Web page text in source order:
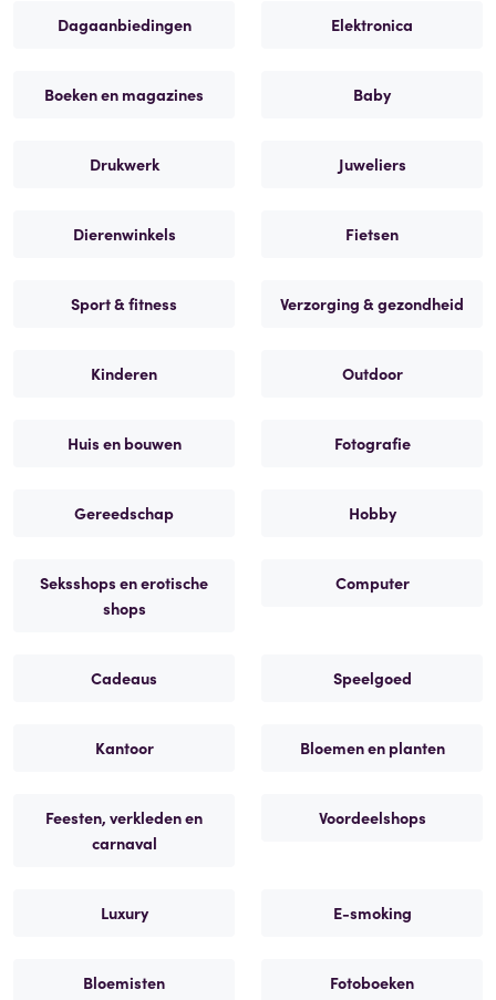
Dagaanbiedingen Elektronica
Boeken en magazines Baby
Drukwerk Juweliers
Dierenwinkels Fietsen
Sport & fitness Verzorging & gezondheid
Kinderen Outdoor
Huis en bouwen Fotografie
Gereedschap Hobby
Seksshops en erotische
shops
Computer
Cadeaus Speelgoed
Kantoor Bloemen en planten
Feesten, verkleden en
carnaval
Voordeelshops
Luxury E-smoking
Bloemisten Fotoboeken